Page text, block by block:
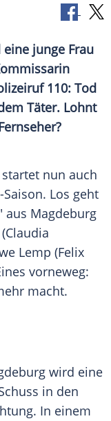
junge Frau
110: Tod
Täter. Lohnt
nun auch
Los geht
aus Magdeburg
(Claudia
Lemp (Felix
vorneweg:
macht.
wird eine
in den
In einem